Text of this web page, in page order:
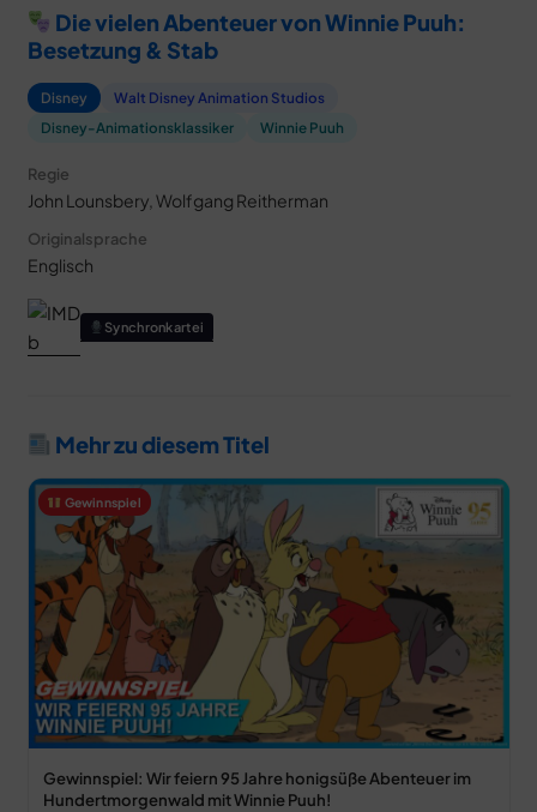
Die vielen Abenteuer von Winnie Puuh:
Besetzung & Stab
Disney
Walt Disney Animation Studios
Disney-Animationsklassiker
Winnie Puuh
Regie
John Lounsbery, Wolfgang Reitherman
Originalsprache
Englisch
Synchronkartei
Mehr zu diesem Titel
Gewinnspiel
Gewinnspiel: Wir feiern 95 Jahre honigsüße Abenteuer im
Hundertmorgenwald mit Winnie Puuh!